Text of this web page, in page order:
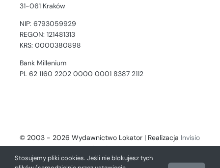
31-061 Kraków
NIP: 6793059929
REGON: 121481313
KRS: 0000380898
Bank Millenium
PL 62 1160 2202 0000 0001 8387 2112
© 2003 - 2026 Wydawnictwo Lokator | Realizacja Invisio
- Digital Solutions
Stosujemy pliki cookies. Jeśli nie blokujesz tych